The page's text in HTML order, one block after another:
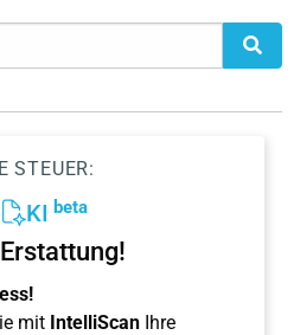
STEUER:
KI beta
mit IntelliScan Ihre